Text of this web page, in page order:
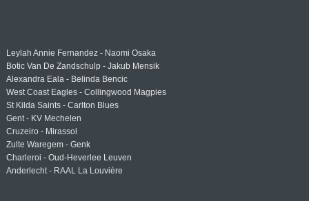
Leylah Annie Fernandez - Naomi Osaka
Botic Van De Zandschulp - Jakub Mensik
Alexandra Eala - Belinda Bencic
West Coast Eagles - Collingwood Magpies
St Kilda Saints - Carlton Blues
Gent - KV Mechelen
Cruzeiro - Mirassol
Zulte Waregem - Genk
Charleroi - Oud-Heverlee Leuven
Anderlecht - RAAL La Louvière